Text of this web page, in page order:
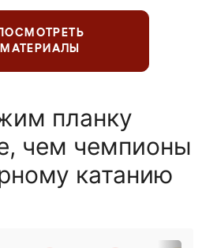
ПОСМОТРЕТЬ
МАТЕРИАЛЫ
планку
чем чемпионы
катанию